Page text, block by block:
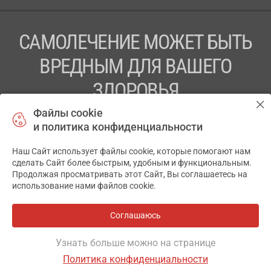
САМОЛЕЧЕНИЕ МОЖЕТ БЫТЬ
ВРЕДНЫМ ДЛЯ ВАШЕГО
ЗДОРОВЬЯ
ПЕРЕД ПРИМЕНЕНИЕМ ПРЕПАРАТА
ПРОКОНСУЛЬТИРУЙТЕСЬ С ВРАЧОМ
ТОВ «АПТЕКА 911.ЮА» Код ЄДРПОУ 43631965.
Отказ от ответственности
АПТЕКА911.ЮА
Файлы cookie
и политика конфиденциальности
Наш Сайт использует файлы cookie, которые помогают нам
сделать Сайт более быстрым, удобным и функциональным.
Продолжая просматривать этот Сайт, Вы соглашаетесь на
использование нами файлов cookie.
Соглашаюсь
Узнать больше можно на странице
Политика конфиденциальности
✕